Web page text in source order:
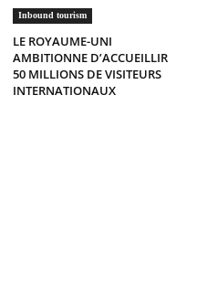
Inbound tourism
LE ROYAUME-UNI
AMBITIONNE D’ACCUEILLIR
50 MILLIONS DE VISITEURS
INTERNATIONAUX